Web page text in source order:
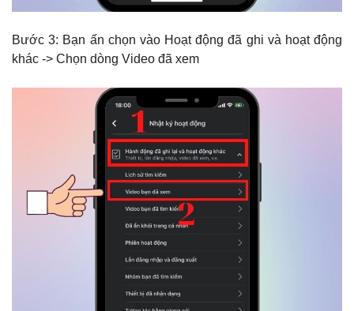
Bước 3: Bạn ấn chọn vào Hoạt động đã ghi và hoạt động
khác -> Chọn dòng Video đã xem